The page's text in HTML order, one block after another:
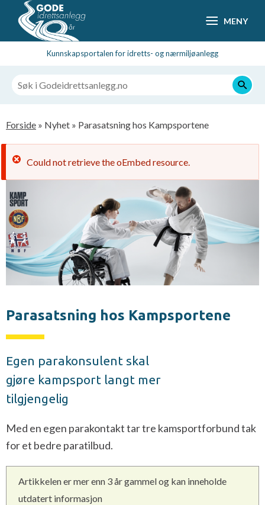
hovedsideinnhold
MENY
Kunnskapsportalen for idretts- og nærmiljøanlegg
Navigasjonssti
Forside Nyhet Parasatsning hos Kampsportene
Feilmelding
Could not retrieve the oEmbed resource.
Parasatsning hos Kampsportene
Egen parakonsulent skal
gjøre kampsport langt mer
tilgjengelig
Med en egen parakontakt tar tre kamsportforbund tak
for et bedre paratilbud.
Artikkelen er mer enn 3 år gammel og kan inneholde
utdatert informasjon